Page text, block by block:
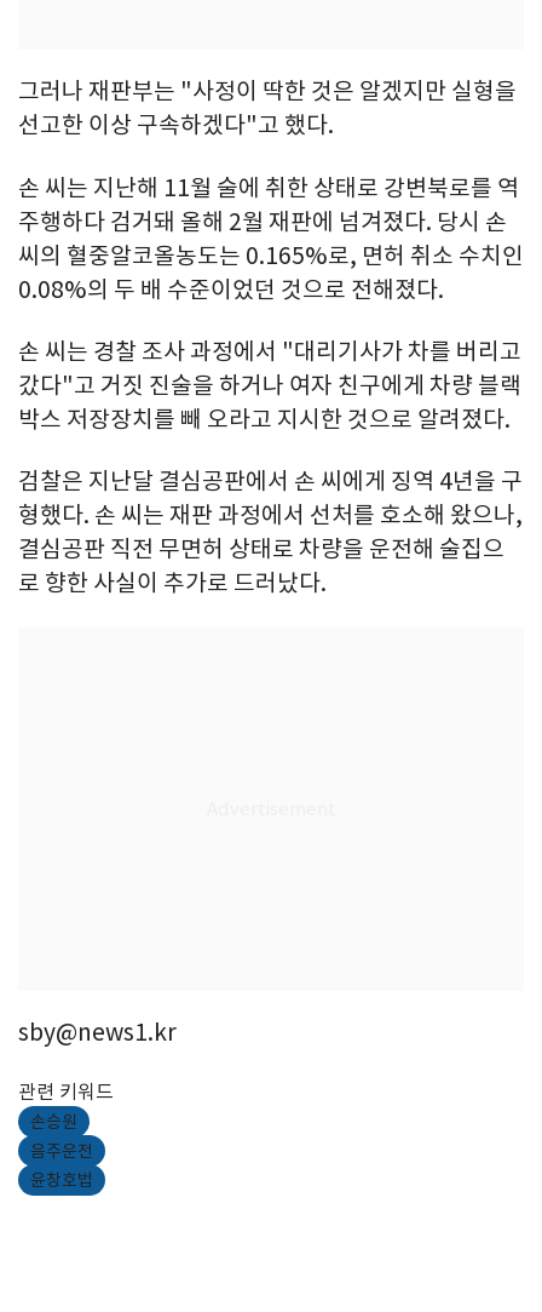
그러나 재판부는 "사정이 딱한 것은 알겠지만 실형을
선고한 이상 구속하겠다"고 했다.
손 씨는 지난해 11월 술에 취한 상태로 강변북로를 역
주행하다 검거돼 올해 2월 재판에 넘겨졌다. 당시 손
씨의 혈중알코올농도는 0.165%로, 면허 취소 수치인
0.08%의 두 배 수준이었던 것으로 전해졌다.
손 씨는 경찰 조사 과정에서 "대리기사가 차를 버리고
갔다"고 거짓 진술을 하거나 여자 친구에게 차량 블랙
박스 저장장치를 빼 오라고 지시한 것으로 알려졌다.
검찰은 지난달 결심공판에서 손 씨에게 징역 4년을 구
형했다. 손 씨는 재판 과정에서 선처를 호소해 왔으나,
결심공판 직전 무면허 상태로 차량을 운전해 술집으
로 향한 사실이 추가로 드러났다.
sby@news1.kr
관련 키워드
손승원
음주운전
윤창호법